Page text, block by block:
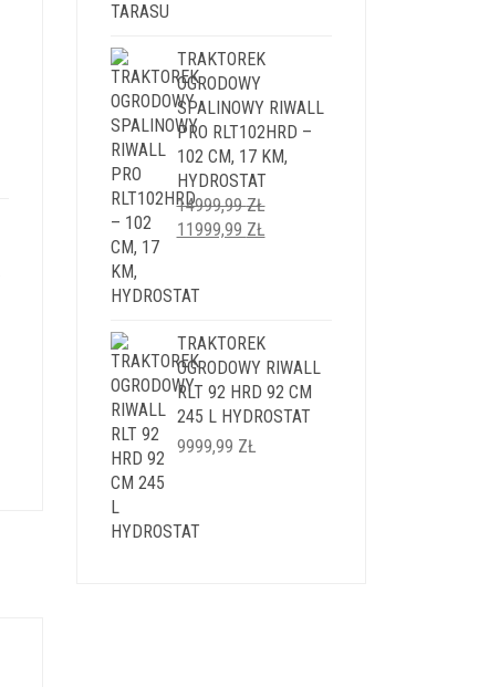
TRAKTOREK
OGRODOWY
SPALINOWY RIWALL
PRO RLT102HRD –
102 CM, 17 KM,
HYDROSTAT
14999,99ZŁ
PIERWOTNA
14999,99 ZŁ.
11999,99 ZŁ
TRAKTOREK
OGRODOWY RIWALL
RLT 92 HRD 92 CM
245 L HYDROSTAT
9999,99 ZŁ